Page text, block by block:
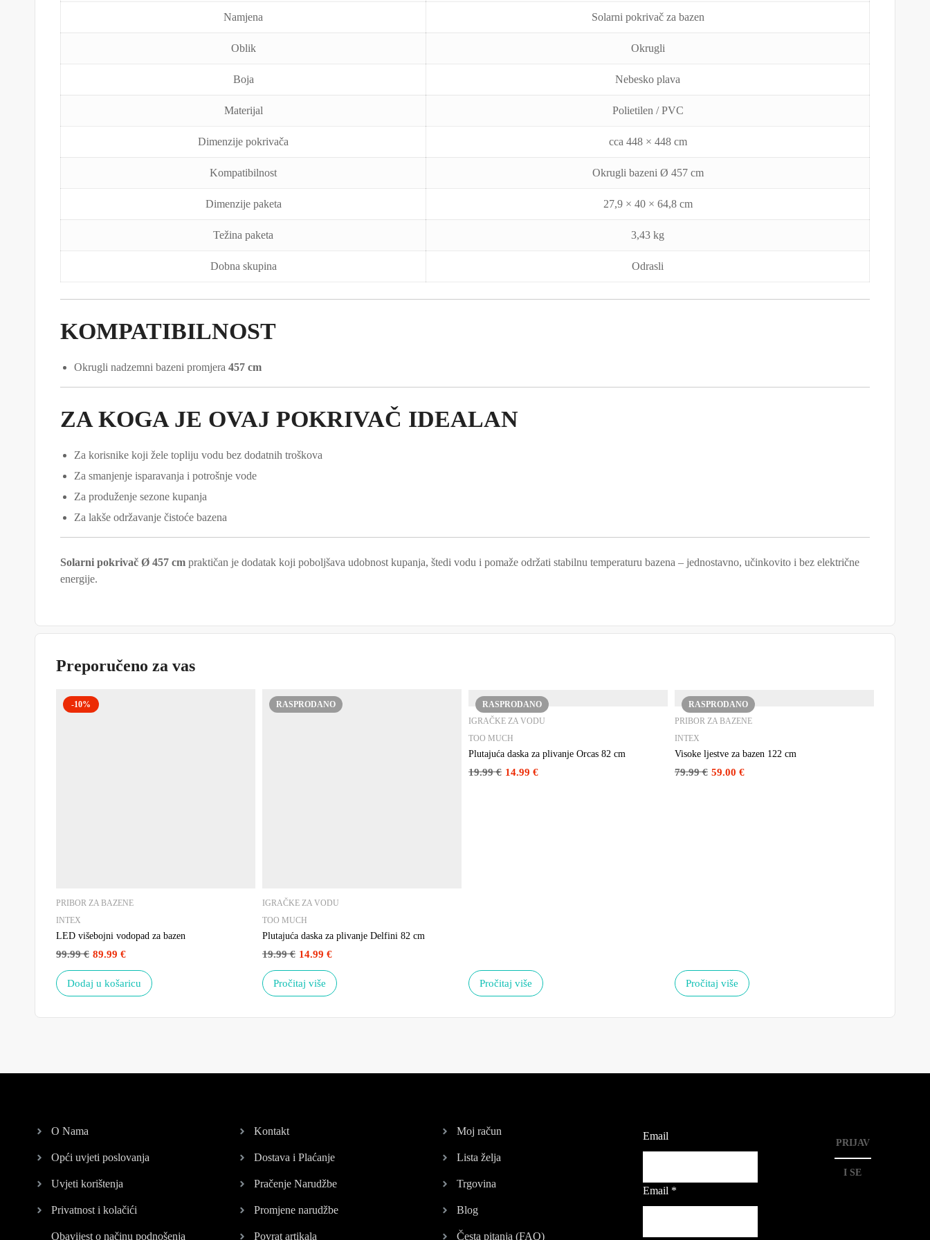
Namjena Solarni pokrivač za bazen
Oblik Okrugli
Boja Nebesko plava
Materijal Polietilen / PVC
Dimenzije pokrivača cca 448 × 448 cm
Kompatibilnost Okrugli bazeni Ø 457 cm
Dimenzije paketa 27,9 × 40 × 64,8 cm
Težina paketa 3,43 kg
Dobna skupina Odrasli
KOMPATIBILNOST
Okrugli nadzemni bazeni promjera 457 cm
ZA KOGA JE OVAJ POKRIVAČ IDEALAN
Za korisnike koji žele topliju vodu bez dodatnih troškova
Za smanjenje isparavanja i potrošnje vode
Za produženje sezone kupanja
Za lakše održavanje čistoće bazena
Solarni pokrivač Ø 457 cm praktičan je dodatak koji poboljšava udobnost kupanja, štedi vodu i pomaže održati stabilnu temperaturu bazena – jednostavno, učinkovito i bez električne
energije.
Preporučeno za vas
-10%
PRIBOR ZA BAZENE
INTEX
LED višebojni vodopad za bazen
99.99€ 89.99 €
Dodaj u košaricu
RASPRODANO
IGRAČKE ZA VODU
TOO MUCH
Plutajuća daska za plivanje Delfini 82 cm
19.99€ 14.99 €
Pročitaj više
RASPRODANO
IGRAČKE ZA VODU
TOO MUCH
Plutajuća daska za plivanje Orcas 82 cm
19.99€ 14.99 €
Pročitaj više
RASPRODANO
PRIBOR ZA BAZENE
INTEX
Visoke ljestve za bazen 122 cm
79.99€ 59.00 €
Pročitaj više
O Nama
Opći uvjeti poslovanja
Uvjeti korištenja
Privatnost i kolačići
Obavijest o načinu podnošenja
Kontakt
Dostava i Plaćanje
Pračenje Narudžbe
Promjene narudžbe
Povrat artikala
Moj račun
Lista želja
Trgovina
Blog
Česta pitanja (FAQ)
Email
Email *
PRIJAV
I SE